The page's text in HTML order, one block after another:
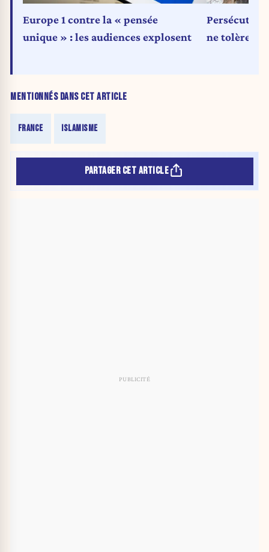
MENTIONNÉS DANS CET ARTICLE
FRANCE ISLAMISME
Europe 1 contre la « pensée
unique » : les audiences explosent
Persécution
ne tolère
PARTAGER CET ARTICLE